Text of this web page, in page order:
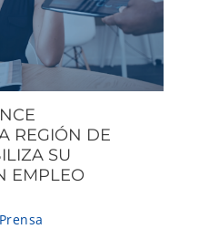
REGIÓN DE
SU
EMPLEO
Prensa